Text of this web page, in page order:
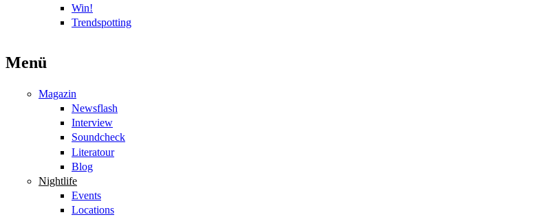
Win!
Trendspotting
Menü
Magazin
Newsflash
Interview
Soundcheck
Literatour
Blog
Nightlife
Events
Locations